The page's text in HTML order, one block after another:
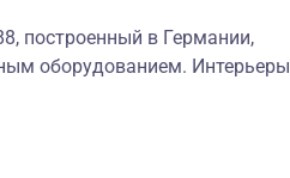
построенный в Германии,
оборудованием. Интерьеры